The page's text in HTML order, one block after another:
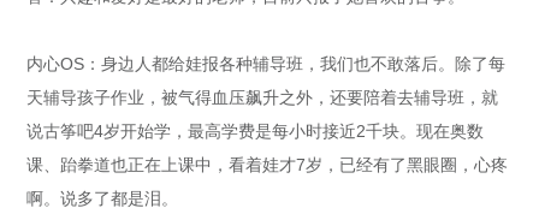
内心OS：身边人都给娃报各种辅导班，我们也不敢落后。除了每
天辅导孩子作业，被气得血压飙升之外，还要陪着去辅导班，就
说古筝吧4岁开始学，最高学费是每小时接近2千块。现在奥数
课、跆拳道也正在上课中，看着娃才7岁，已经有了黑眼圈，心疼
啊。说多了都是泪。